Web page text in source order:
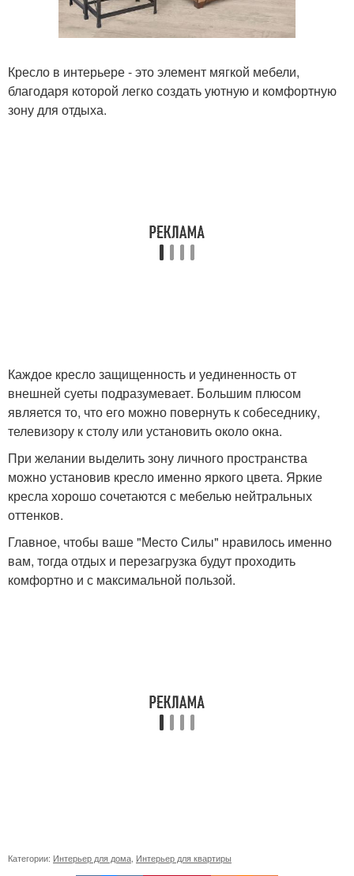
Кресло в интерьере - это элемент мягкой мебели,
благодаря которой легко создать уютную и комфортную
зону для отдыха.
Каждое кресло защищенность и уединенность от
внешней суеты подразумевает. Большим плюсом
является то, что его можно повернуть к собеседнику,
телевизору к столу или установить около окна.
При желании выделить зону личного пространства
можно установив кресло именно яркого цвета. Яркие
кресла хорошо сочетаются с мебелью нейтральных
оттенков.
Главное, чтобы ваше "Место Силы" нравилось именно
вам, тогда отдых и перезагрузка будут проходить
комфортно и с максимальной пользой.
Категории: Интерьер для дома Интерьер для квартиры